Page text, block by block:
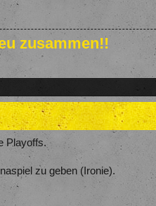
zusammen!!
Playoffs.
zu geben (Ironie).